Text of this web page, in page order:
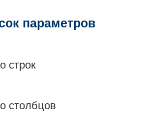
параметров
строк
столбцов